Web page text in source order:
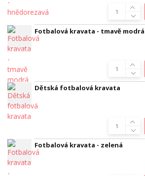
Fotbalová kravata - tmavě modrá
Dětská fotbalová kravata
Fotbalová kravata - zelená